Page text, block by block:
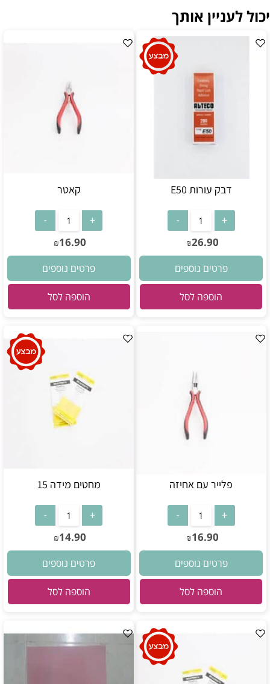
יכול לעניין אותך
דבק עורות E50
₪26.90
פרטים נוספים
הוספה לסל
קאטר
₪16.90
פרטים נוספים
הוספה לסל
פלייר עם אחיזה
₪16.90
פרטים נוספים
הוספה לסל
מחטים מידה 15
₪14.90
פרטים נוספים
הוספה לסל